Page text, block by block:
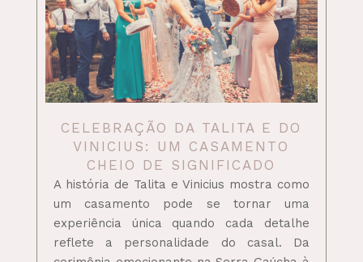
CELEBRAÇÃO DA TALITA E DO
VINICIUS: UM CASAMENTO
CHEIO DE SIGNIFICADO
A história de Talita e Vinicius mostra como
um casamento pode se tornar uma
experiência única quando cada detalhe
reflete a personalidade do casal. Da